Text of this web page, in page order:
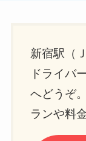
新宿駅（
ドライバ
へどうぞ
ランや料